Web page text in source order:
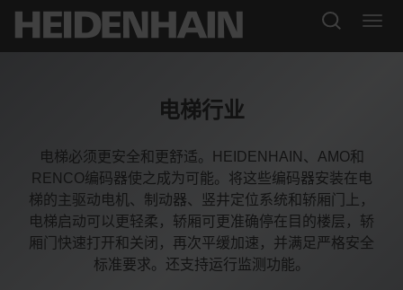
电梯行业
电梯必须更安全和更舒适。HEIDENHAIN、AMO和
RENCO编码器使之成为可能。将这些编码器安装在电
梯的主驱动电机、制动器、竖井定位系统和轿厢门上，
电梯启动可以更轻柔，轿厢可更准确停在目的楼层，轿
厢门快速打开和关闭，再次平缓加速，并满足严格安全
标准要求。还支持运行监测功能。